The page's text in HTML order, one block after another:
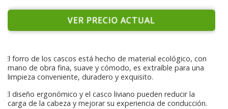
VER PRECIO ACTUAL
El forro de los cascos está hecho de material ecológico, con
mano de obra fina, suave y cómodo, es extraíble para una
limpieza conveniente, duradero y exquisito.
El diseño ergonómico y el casco liviano pueden reducir la
carga de la cabeza y mejorar su experiencia de conducción.